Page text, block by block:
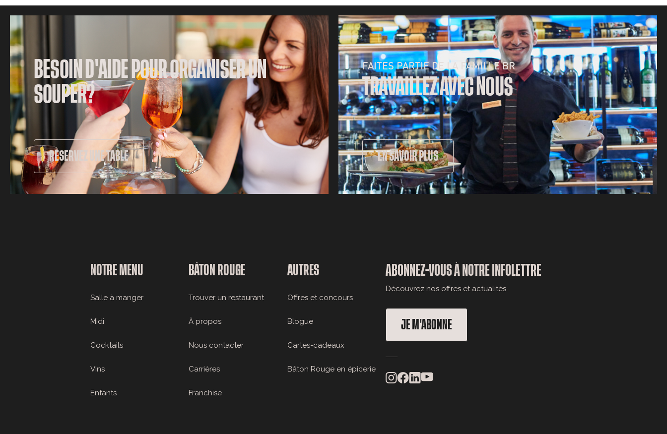
BESOIN D'AIDE POUR ORGANISER UN
SOUPER?
RÉSERVEZ UNE TABLE
FAITES PARTIE DE LA FAMILLE BR
TRAVAILLEZ AVEC NOUS
EN SAVOIR PLUS
NOTRE MENU
Salle à manger
Midi
Cocktails
Vins
Enfants
BÂTON ROUGE
Trouver un restaurant
À propos
Nous contacter
Carrières
Franchise
AUTRES
Offres et concours
Blogue
Cartes-cadeaux
Bâton Rouge en épicerie
ABONNEZ-VOUS À NOTRE INFOLETTRE
Découvrez nos offres et actualités
JE M'ABONNE